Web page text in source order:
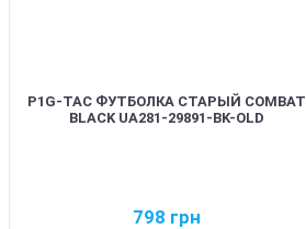
P1G-TAC ФУТБОЛКА СТАРЫЙ COMBAT
BLACK UA281-29891-BK-OLD
798 грн